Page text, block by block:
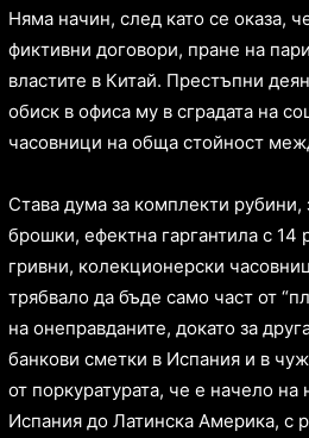
Няма начин, след като се оказа,
фиктивни договори, пране на
властите в Китай. Престъпни
обиск в офиса му в сградата на
часовници на обща стойност
Става дума за комплекти
брошки, ефектна гаргантила с 14
гривни, колекционерски
трябвало да бъде само част от
на онеправданите, докато за
банкови сметки в Испания и в
от поркуратурата, че е начело
Испания до Латинска Америка, с